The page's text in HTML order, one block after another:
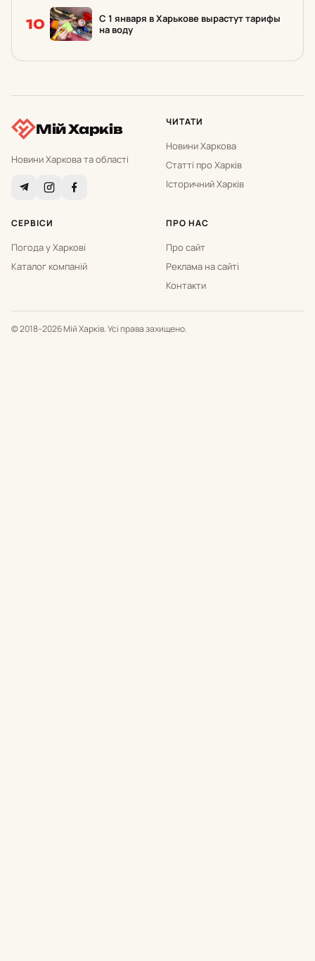
10
С 1 января в Харькове вырастут тарифы
на воду
Мій Харків
Новини Харкова та області
ЧИТАТИ
Новини Харкова
Статті про Харків
Історичний Харків
СЕРВІСИ
Погода у Харкові
Каталог компаній
ПРО НАС
Про сайт
Реклама на сайті
Контакти
© 2018–2026 Мій Харків. Усі права захищено.